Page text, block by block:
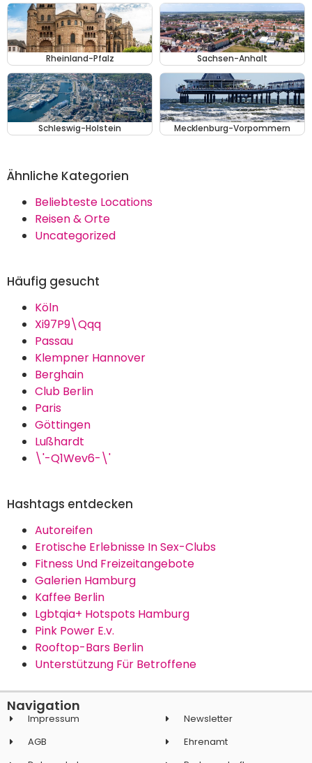
Rheinland-Pfalz Sachsen-Anhalt
Schleswig-Holstein Mecklenburg-Vorpommern
Ähnliche Kategorien
Beliebteste Locations
Reisen & Orte
Uncategorized
Häufig gesucht
Köln
Xi97P9\Qqq
Passau
Klempner Hannover
Berghain
Club Berlin
Paris
Göttingen
Lußhardt
\'-Q1Wev6-\'
Hashtags entdecken
Autoreifen
Erotische Erlebnisse In Sex-Clubs
Fitness Und Freizeitangebote
Galerien Hamburg
Kaffee Berlin
Lgbtqia+ Hotspots Hamburg
Pink Power E.v.
Rooftop-Bars Berlin
Unterstützung Für Betroffene
Navigation
Impressum
AGB
Newsletter
Ehrenamt